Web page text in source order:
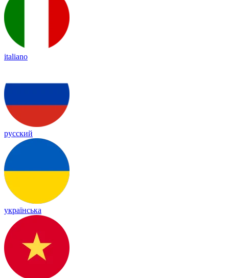
italiano
русский
українська